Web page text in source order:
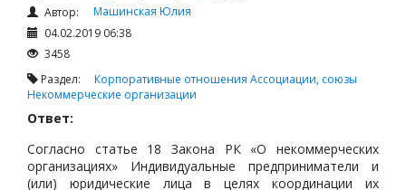
Автор:
Машинская Юлия
04.02.2019 06:38
3458
Раздел: Корпоративные отношения Ассоциации, союзы
Некоммерческие организации
Ответ:
Согласно статье 18 Закона РК «О некоммерческих
организациях» Индивидуальные предприниматели и
(или) юридические лица в целях координации их